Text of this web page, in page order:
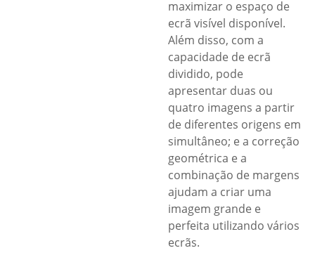
maximizar o espaço de
ecrã visível disponível.
Além disso, com a
capacidade de ecrã
dividido, pode
apresentar duas ou
quatro imagens a partir
de diferentes origens em
simultâneo; e a correção
geométrica e a
combinação de margens
ajudam a criar uma
imagem grande e
perfeita utilizando vários
ecrãs.